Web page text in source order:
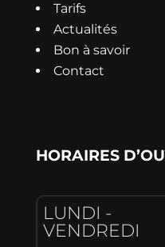
Tarifs
Actualités
Bon à savoir
Contact
HORAIRES
LUNDI -
VENDREDI